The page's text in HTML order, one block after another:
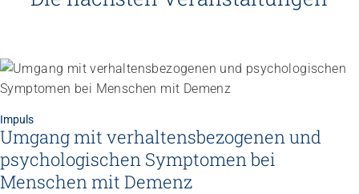
Impuls
Umgang mit verhaltensbezogenen und
psychologischen Symptomen bei
Menschen mit Demenz